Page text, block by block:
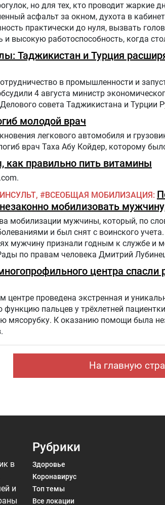
но для тех, кто проводит жаркие
асфальт за окном, духота в
практически до нуля, вызвать
и высокую работоспособность, когда
заведующий отделом
Таджикистан и Турция
в промышленности и
4 августа министр
совета Таджикистана и Турции
молодой врач
легкового автомобиля и
врач Таха Абу Койдер, которому
как правильно пить витамины
ИНСУЛЬТ ВСЕОБЩАЯ МОБИЛИЗАЦИЯ
мобилизовать
мобилизации мужчины, который, по
и был снят с воинского
мужчину признали годным к службе и
по правам человека Дмитрий
центра спасли
проведена экстренная и
пальцев у трёхлетней
незамедлительно
На главную
в
и
Рубрики
Здоровье
Коронавирус
Топ темы
Все локации